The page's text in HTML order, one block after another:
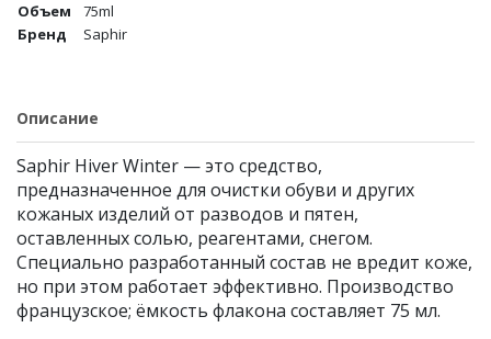
Объем
75ml
Бренд
Saphir
Описание
Saphir Hiver Winter — это средство,
предназначенное для очистки обуви и других
кожаных изделий от разводов и пятен,
оставленных солью, реагентами, снегом.
Специально разработанный состав не вредит коже,
но при этом работает эффективно. Производство
французское; ёмкость флакона составляет 75 мл.